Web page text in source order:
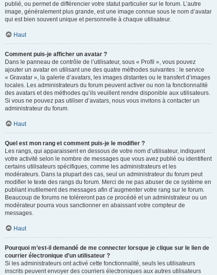
publié, ou permet de différencier votre statut particulier sur le forum. L’autre
image, généralement plus grande, est une image connue sous le nom d’avatar
qui est bien souvent unique et personnelle à chaque utilisateur.
Haut
Comment puis-je afficher un avatar ?
Dans le panneau de contrôle de l’utilisateur, sous « Profil », vous pouvez
ajouter un avatar en utilisant une des quatre méthodes suivantes : le service
« Gravatar », la galerie d’avatars, les images distantes ou le transfert d’images
locales. Les administrateurs du forum peuvent activer ou non la fonctionnalité
des avatars et des méthodes qu’ils veuillent rendre disponible aux utilisateurs.
Si vous ne pouvez pas utiliser d’avatars, nous vous invitons à contacter un
administrateur du forum.
Haut
Quel est mon rang et comment puis-je le modifier ?
Les rangs, qui apparaissent en dessous de votre nom d’utilisateur, indiquent
votre activité selon le nombre de messages que vous avez publié ou identifient
certains utilisateurs spécifiques, comme les administrateurs et les
modérateurs. Dans la plupart des cas, seul un administrateur du forum peut
modifier le texte des rangs du forum. Merci de ne pas abuser de ce système en
publiant inutilement des messages afin d’augmenter votre rang sur le forum.
Beaucoup de forums ne toléreront pas ce procédé et un administrateur ou un
modérateur pourra vous sanctionner en abaissant votre compteur de
messages.
Haut
Pourquoi m’est-il demandé de me connecter lorsque je clique sur le lien de
courrier électronique d’un utilisateur ?
Si les administrateurs ont activé cette fonctionnalité, seuls les utilisateurs
inscrits peuvent envoyer des courriers électroniques aux autres utilisateurs